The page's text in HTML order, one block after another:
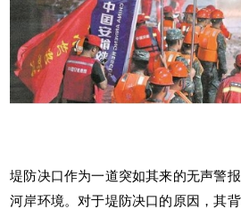
堤防决口作为一道突如其来的无声警
河岸环境。对于堤防决口的原因，其